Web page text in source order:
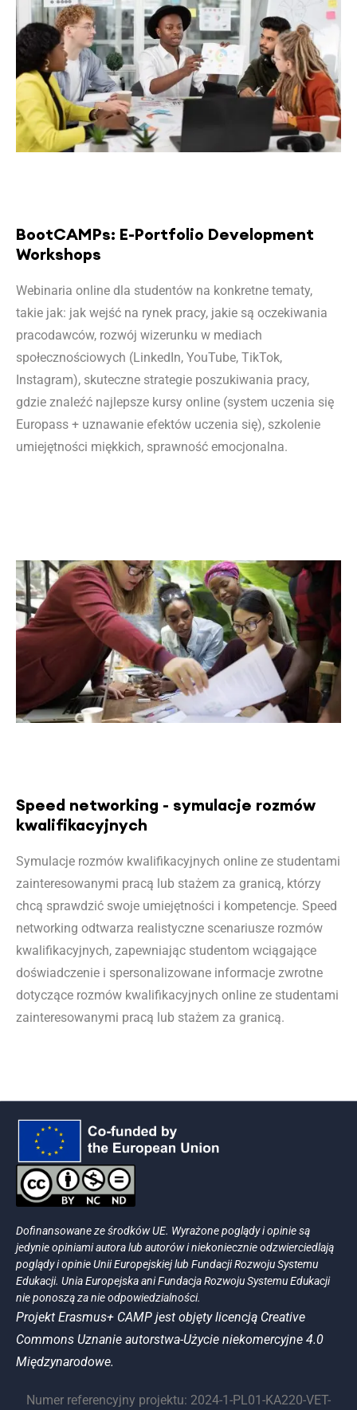
BootCAMPs: E-Portfolio Development
Workshops
Webinaria online dla studentów na konkretne tematy,
takie jak: jak wejść na rynek pracy, jakie są oczekiwania
pracodawców, rozwój wizerunku w mediach
społecznościowych (LinkedIn, YouTube, TikTok,
Instagram), skuteczne strategie poszukiwania pracy,
gdzie znaleźć najlepsze kursy online (system uczenia się
Europass + uznawanie efektów uczenia się), szkolenie
umiejętności miękkich, sprawność emocjonalna.
Speed networking - symulacje rozmów
kwalifikacyjnych
Symulacje rozmów kwalifikacyjnych online ze studentami
zainteresowanymi pracą lub stażem za granicą, którzy
chcą sprawdzić swoje umiejętności i kompetencje. Speed
networking odtwarza realistyczne scenariusze rozmów
kwalifikacyjnych, zapewniając studentom wciągające
doświadczenie i spersonalizowane informacje zwrotne
dotyczące rozmów kwalifikacyjnych online ze studentami
zainteresowanymi pracą lub stażem za granicą.
Dofinansowane ze środków UE. Wyrażone poglądy i opinie są
jedynie opiniami autora lub autorów i niekoniecznie odzwierciedlają
poglądy i opinie Unii Europejskiej lub Fundacji Rozwoju Systemu
Edukacji. Unia Europejska ani Fundacja Rozwoju Systemu Edukacji
nie ponoszą za nie odpowiedzialności.
Projekt Erasmus+ CAMP jest objęty licencją Creative
Commons Uznanie autorstwa-Użycie niekomercyjne 4.0
Międzynarodowe.
Numer referencyjny projektu: 2024-1-PL01-KA220-VET-